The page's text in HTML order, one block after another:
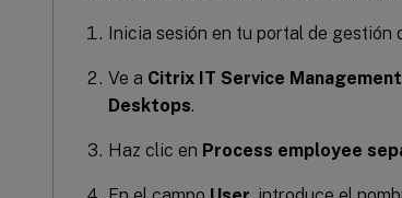
Inicia sesión en tu portal de gestión
Ve a Citrix IT Service
Desktops.
Haz clic en Process employee